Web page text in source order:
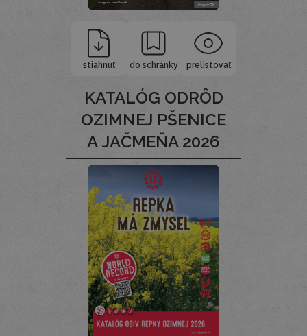
stiahnuť do schránky prelistovať
KATALÓG ODRÔD
OZIMNEJ PŠENICE
A JAČMEŇA 2026